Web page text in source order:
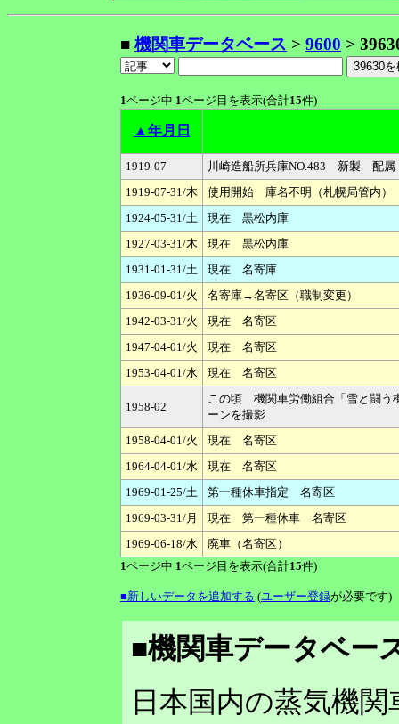
■ 機関車データベース > 9600 >
1ページ中 1ページ目を表示(合計15件)
▲年月日
1919-07
川崎造船所兵庫NO.483 新製
1919-07-31/木
使用開始 庫名不明（札幌局管内）
1924-05-31/土
現在 黒松内庫
1927-03-31/木
現在 黒松内庫
1931-01-31/土
現在 名寄庫
1936-09-01/火
名寄庫→名寄区（職制変更）
1942-03-31/火
現在 名寄区
1947-04-01/火
現在 名寄区
1953-04-01/水
現在 名寄区
1958-02
この頃 機関車労働組合「雪と闘う
ーンを撮影
1958-04-01/火
現在 名寄区
1964-04-01/水
現在 名寄区
1969-01-25/土
第一種休車指定 名寄区
1969-03-31/月
現在 第一種休車 名寄区
1969-06-18/水
廃車（名寄区）
1ページ中 1ページ目を表示(合計15件)
■新しいデータを追加する (ユーザー登録が必要です)
■機関車データベー
日本国内の蒸気機